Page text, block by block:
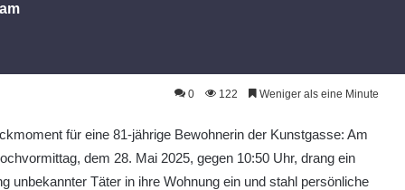
Seniorin überrascht Dieb
0 122 Weniger als eine Minute
für eine 81-jährige Bewohnerin der Kunstgasse: Am
dem 28. Mai 2025, gegen 10:50 Uhr, drang ein
unbekannter Täter in ihre Wohnung ein und stahl persönliche